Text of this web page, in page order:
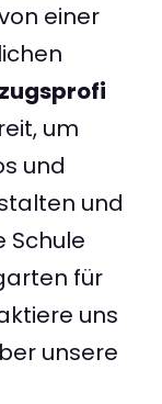
einer
um
und
und
Schule
für
uns
unsere